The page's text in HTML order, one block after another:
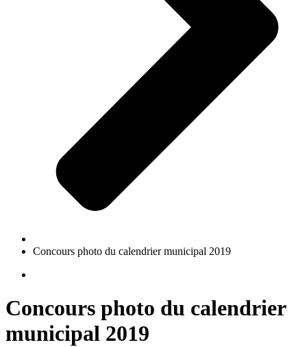
Concours photo du calendrier municipal 2019
Concours photo du calendrier
municipal 2019